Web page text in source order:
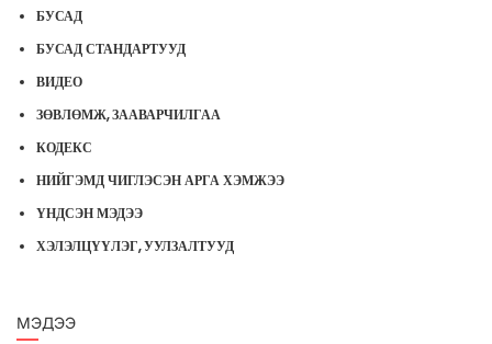
БУСАД
БУСАД СТАНДАРТУУД
ВИДЕО
ЗӨВЛӨМЖ, ЗААВАРЧИЛГАА
КОДЕКС
НИЙГЭМД ЧИГЛЭСЭН АРГА ХЭМЖЭЭ
ҮНДСЭН МЭДЭЭ
ХЭЛЭЛЦҮҮЛЭГ, УУЛЗАЛТУУД
МЭДЭЭ